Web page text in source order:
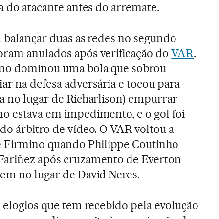
do atacante antes do arremate.
duas as redes no segundo
anulados após verificação doVAR.
dominou uma bola que sobrou
na defesa adversária e tocou para
no lugar de Richarlison) empurrar
estava em impedimento, e o gol foi
árbitro de vídeo. O VAR voltou a
quando Philippe Coutinho
após cruzamento de Everton
no lugar de David Neres.
elogios que tem recebido pela evolução